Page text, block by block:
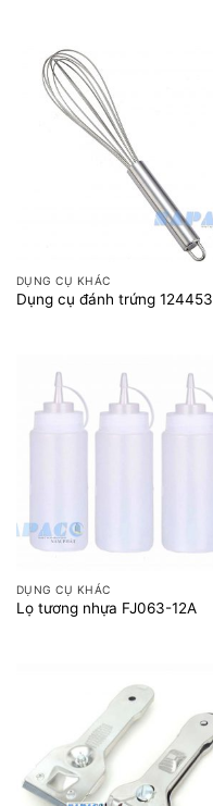
DỤNG CỤ KHÁC
Dụng cụ đánh trứng 124453
DỤNG CỤ KHÁC
Lọ tương nhựa FJ063-12A